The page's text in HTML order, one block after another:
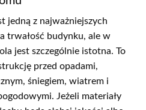
jedną z najważniejszych
trwałość budynku, ale w
jest szczególnie istotna. To
przed opadami,
śniegiem, wiatrem i
Jeżeli materiały